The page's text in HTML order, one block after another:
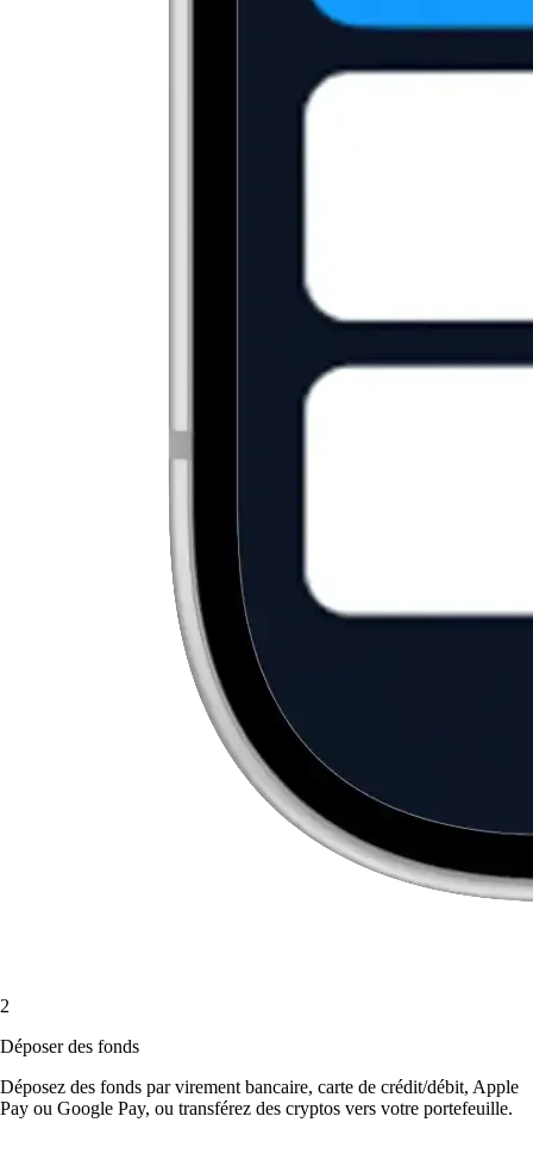
2
Déposer des fonds
Déposez des fonds par virement bancaire, carte de crédit/débit, Apple
Pay ou Google Pay, ou transférez des cryptos vers votre portefeuille.